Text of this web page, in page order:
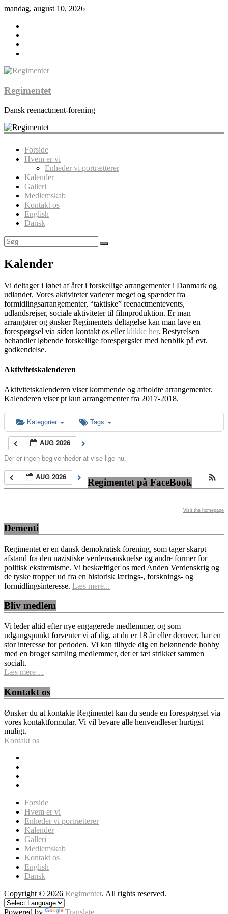
mandag, august 10, 2026
Regimentet
Dansk reenactment-forening
Forside
Hvem er vi
Enheder vi portrætterer
Kalender
Galleri
Medlemskab
Kontakt os
English
Dansk
Kalender
Vi deltager i løbet af året i forskellige arrangementer i Danmark og
udlandet. Vores aktiviteter varierer meget og spænder fra
formidlingsarrangementer, “taktiske” reenactmentevents,
udlandsrejser, sociale aktiviteter til filmproduktion. Er man
arrangører og ønsker Regimentets deltagelse kan man lave en
forespørgsel via siden kontakt os ellerklikke her. Bestyrelsen
behandler løbende forskellige forespørgsler med henblik på evt.
godkendelse.
Aktivitetskalenderen
Aktivitetskalenderen viser kommende og afholdte arrangementer.
Kalenderen viser pt kun arrangementer fra 2017-2018.
Kategorier Tags
AUG 2026
Der er ingen begivenheder at vise lige nu.
AUG 2026
Regimentet på FaceBook
Visit the homepage
Dementi
Regimentet er en dansk demokratisk forening, som tager skarpt
afstand fra den nazistiske verdensanskuelse og andre former for
politisk ekstremisme. Vi beskæftiger os med Anden Verdenskrig og
de tyske tropper ud fra en historisk lærings-, forsknings- og
formidlingsinteresse. Læs mere...
Bliv medlem
Vi leder altid efter nye engagerede medlemmer, og som
udgangspunkt forventer vi af dig, at du er 18 år eller derover, har en
stor interesse for perioden. Vi kan tilbyde dig en belønnende hobby
med en broget samling medlemmer, der er tæt strikket sammen
socialt.
Læs mere…
Kontakt os
Ønsker du at kontakte Regimentet kan du sende en forespørgsel via
vores kontaktformular. Vi vil bevare alle henvendleser hurtigst
muligt.
Kontakt os
Forside
Hvem er vi
Enheder vi portrætterer
Kalender
Galleri
Medlemskab
Kontakt os
English
Dansk
Copyright © 2026 Regimentet. All rights reserved.
Powered by Translate